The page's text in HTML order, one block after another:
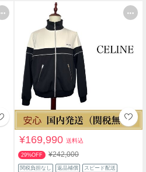
¥169,990送料込
29%OFF ¥242,000
関税負担なし 返品補償 スピード配送